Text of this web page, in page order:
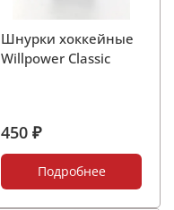
Шнурки хоккейные
Willpower Classic
450 ₽
Подробнее